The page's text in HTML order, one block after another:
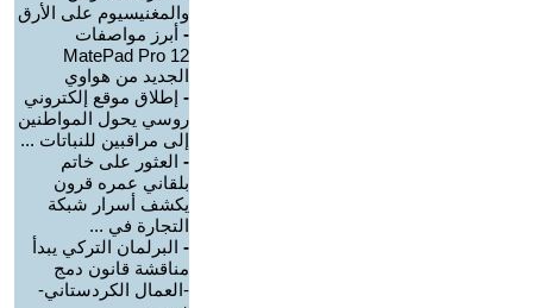
والمغنيسيوم على الأرق
- أبرز مواصفات
MatePad Pro 12
الجديد من هواوي
- إطلاق موقع إلكتروني
روسي يحول المواطنين
إلى مراقبين للنباتات ...
- العثور على خاتم
بلقاني عمره قرون
يكشف أسرار شبكة
التجارة في ...
- البرلمان التركي يبدأ
مناقشة قانون دمج
-العمال الكردستاني-